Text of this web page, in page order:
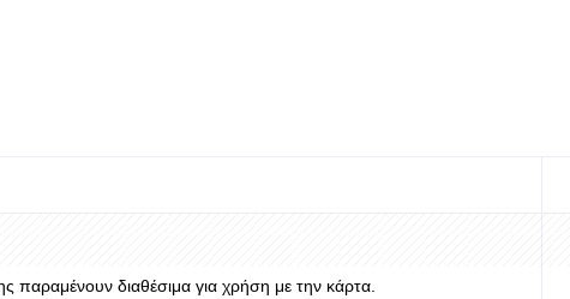
παραμένουν διαθέσιμα για χρήση με την κάρτα.